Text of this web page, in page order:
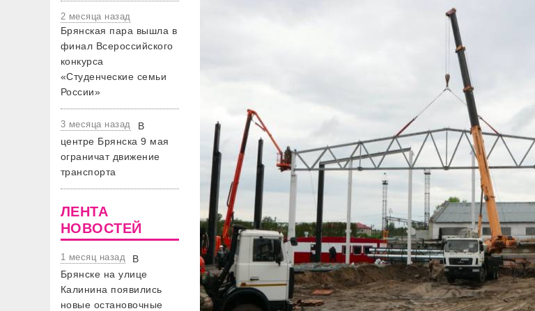
2 месяца назад
Брянская пара вышла в
финал Всероссийского
конкурса
«Студенческие семьи
России»
3 месяца назад
В
центре Брянска 9 мая
ограничат движение
транспорта
ЛЕНТА
НОВОСТЕЙ
1 месяц назад
В
Брянске на улице
Калинина появились
новые остановочные